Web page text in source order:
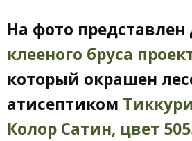
На фото
клееного бруса
который окрашен
атисептиком
Колор Сатин, цвет